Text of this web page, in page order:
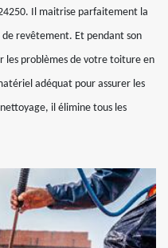
Il maitrise parfaitement la
revêtement. Et pendant son
problèmes de votre toiture en
adéquat pour assurer les
il élimine tous les